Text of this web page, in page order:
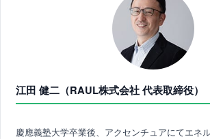
江田 健二（RAUL株式会社 代表取締役）
慶應義塾大学卒業後、アクセンチュアにてエネ